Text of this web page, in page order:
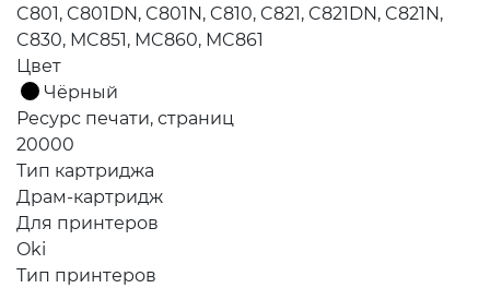
C801, C801DN, C801N, C810, C821, C821DN, C821N,
C830, MC851, MC860, MC861
Цвет
Чёрный
Ресурс печати, страниц
20000
Тип картриджа
Драм-картридж
Для принтеров
Oki
Тип принтеров